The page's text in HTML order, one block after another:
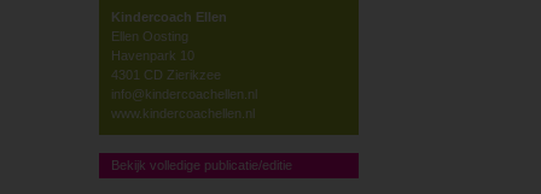
Kindercoach Ellen
Ellen Oosting
Havenpark 10
4301 CD Zierikzee
info@kindercoachellen.nl
www.kindercoachellen.nl
Bekijk volledige publicatie/editie